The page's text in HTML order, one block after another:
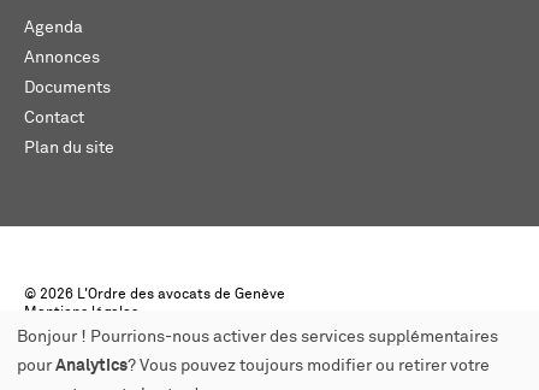
Agenda
Annonces
Documents
Contact
Plan du site
© 2026 L'Ordre des avocats de Genève
Mentions légales
Créé par monoloco
Bonjour ! Pourrions-nous activer des services supplémentaires
pour Analytics? Vous pouvez toujours modifier ou retirer votre